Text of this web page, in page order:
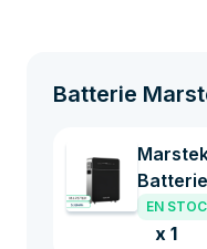
Batterie
EN
x 1